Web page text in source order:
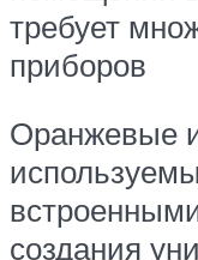
требует
приборов
Оранжевые
создания